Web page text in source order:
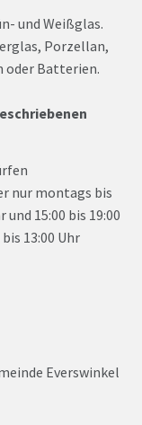
und Weißglas.
Porzellan,
oder Batterien.
nur montags bis
15:00 bis 19:00
13:00 Uhr
Everswinkel